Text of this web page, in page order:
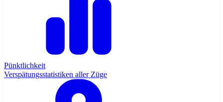
Pünktlichkeit
Verspätungsstatistiken aller Züge